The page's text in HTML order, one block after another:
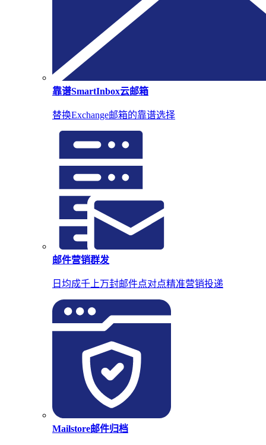
靠谱SmartInbox云邮箱
替换Exchange邮箱的靠谱选择
邮件营销群发
日均成千上万封邮件点对点精准营销投递
Mailstore邮件归档